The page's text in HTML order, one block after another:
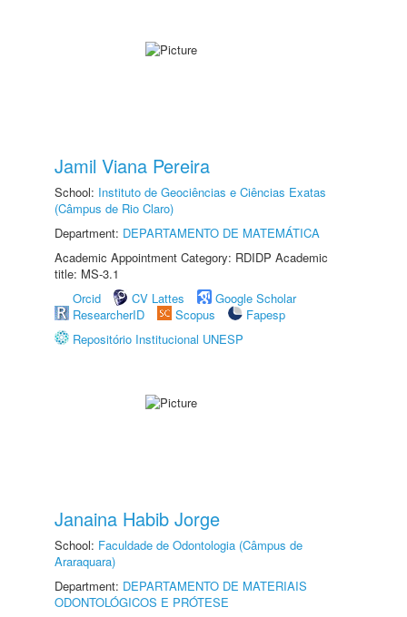
Jamil Viana Pereira
School: Instituto de Geociências e Ciências Exatas
(Câmpus de Rio Claro)
Department: DEPARTAMENTO DE MATEMÁTICA
Academic Appointment Category: RDIDP Academic
title: MS-3.1
Orcid
CV Lattes
Google Scholar
ResearcherID
Scopus
Fapesp
Repositório Institucional UNESP
Janaina Habib Jorge
School: Faculdade de Odontologia (Câmpus de
Araraquara)
Department: DEPARTAMENTO DE MATERIAIS
ODONTOLÓGICOS E PRÓTESE